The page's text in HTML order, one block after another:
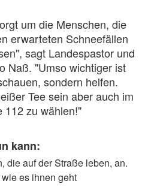
um die Menschen, die
erwarteten Schneefällen
sagt Landespastor und
Naß. "Umso wichtiger ist
sondern helfen.
Tee sein aber auch im
112 zu wählen!"
kann:
die auf der Straße leben, an.
es ihnen geht